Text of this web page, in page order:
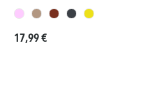
Prezzo normale:
17,99 €